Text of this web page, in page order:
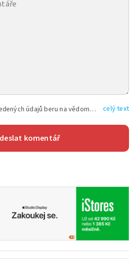
Vyplněním shora uvedených údajů beru na vědomí, že společnost TEXT FACTORY s.r.o., sídlem Brno, Durďákova 336/29, Černá Pole, PSČ: 613 00, IČ: 06157831, zapsané u Krajského soudu v Brně, oddíl C, vložka 100399, bude zpracovávat mé osobní údaje uvedené v rámci mnou vyplněného registračního formuláře na základě oprávněných zájmů TEXT FACTORY s.r.o. dle čl. 6 odst. 1 písm. f) GDPR a pro splnění právních povinností (čl. 6 odst. 1 písm. c) GDPR), a to pro tyto účely: nezbytnost zajistit oprávnění návštěvníka webových stránek provozovaných společností TEXT FACTORY s.r.o. přispívat aktivně ke zveřejněným článkům nebo v rámci diskusních fór a výkon práv TEXT FACTORY s.r.o. jako administrátora těchto diskusních fór. Více informací o zpracování osobních údajů a právech lze nalézt v celý text